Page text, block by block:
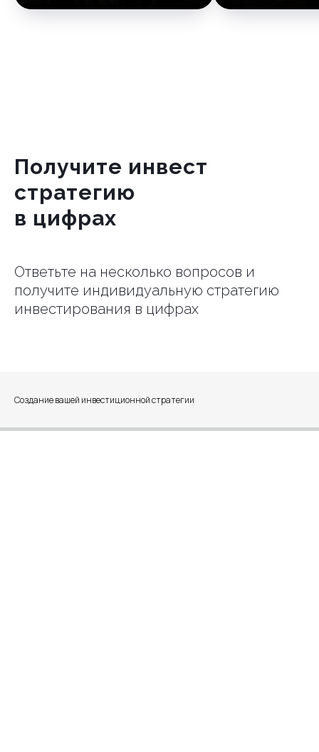
Получите инвест
стратегию
в цифрах
Ответьте на несколько вопросов и
получите индивидуальную стратегию
инвестирования в цифрах
Создание вашей инвестиционной стратегии